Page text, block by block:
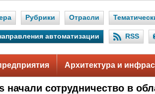
Рубрики Отрасли
автоматизации RSS
Архитектура и
начали сотрудничество в